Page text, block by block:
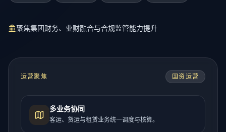
聚焦集团财务、业财融合与合规监管能力提升
运营聚焦 国资运营
多业务协同
客运、货运与租赁业务统一调度与核算。